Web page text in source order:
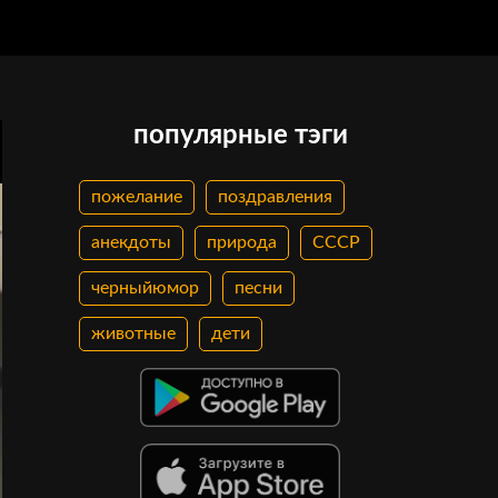
популярные тэги
пожелание поздравления
анекдоты природа СССР
черныйюмор песни
животные дети